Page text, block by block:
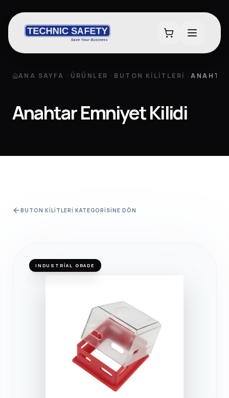
ANA SAYFA ÜRÜNLER BUTON KILITLERI
Anahtar Emniyet Kilidi
BUTON KILITLERI KATEGORISINE DÖN
INDUSTRIAL GRADE